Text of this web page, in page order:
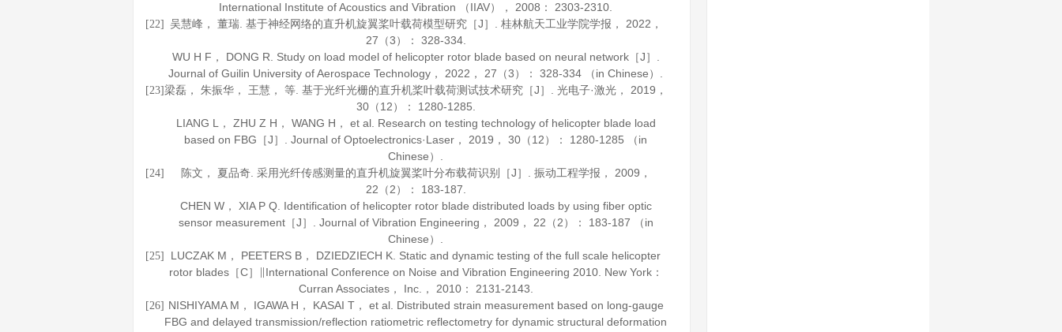
International Institute of Acoustics and Vibration （IIAV）， 2008 ： 2303-2310.
[22] 吴慧峰， 董瑞. 基于神经网络的直升机旋翼桨叶载荷模型研究［J］. 桂林航天工业学院学报 ， 2022 ，
27 （3）： 328-334.
WU H F， DONG R. Study on load model of helicopter rotor blade based on neural network［J］.
Journal of Guilin University of Aerospace Technology ， 2022 ， 27 （3）： 328-334 （in Chinese）.
[23]梁磊， 朱振华， 王慧， 等. 基于光纤光栅的直升机桨叶载荷测试技术研究［J］. 光电子·激光 ， 2019 ，
30（12）： 1280-1285.
LIANG L， ZHU Z H， WANG H， et al. Research on testing technology of helicopter blade load
based on FBG［J］. Journal of Optoelectronics·Laser ， 2019 ， 30 （12）： 1280-1285 （in
Chinese）.
[24] 陈文， 夏品奇. 采用光纤传感测量的直升机旋翼桨叶分布载荷识别［J］. 振动工程学报 ， 2009 ，
22 （2）： 183-187.
CHEN W， XIA P Q. Identification of helicopter rotor blade distributed loads by using fiber optic
sensor measurement［J］. Journal of Vibration Engineering ， 2009 ， 22 （2）： 183-187 （in
Chinese）.
[25]
LUCZAK M， PEETERS B， DZIEDZIECH K. Static and dynamic testing of the full scale helicopter
rotor blades［C］∥International Conference on Noise and Vibration Engineering 2010. New York：
Curran Associates， Inc.， 2010： 2131-2143.
[26] NISHIYAMA M， IGAWA H， KASAI T， et al. Distributed strain measurement based on long-gauge
FBG and delayed transmission/reflection ratiometric reflectometry for dynamic structural deformation